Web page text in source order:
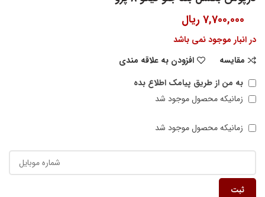
7,700,000 ریال
در انبار موجود نمی باشد
مقایسه
افزودن به علاقه مندی
به من از طریق پیامک اطلاع بده
زمانیکه محصول موجود شد
زمانیکه محصول موجود شد
ثبت